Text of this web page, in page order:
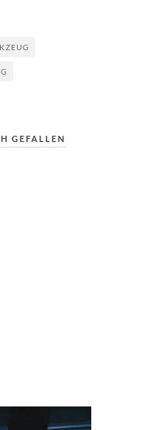
GEFALLEN